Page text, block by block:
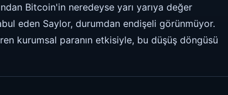
Bitcoin'in neredeyse yarı yarıya değer
eden Saylor, durumdan endişeli görünmüyor.
kurumsal paranın etkisiyle, bu düşüş döngüsü